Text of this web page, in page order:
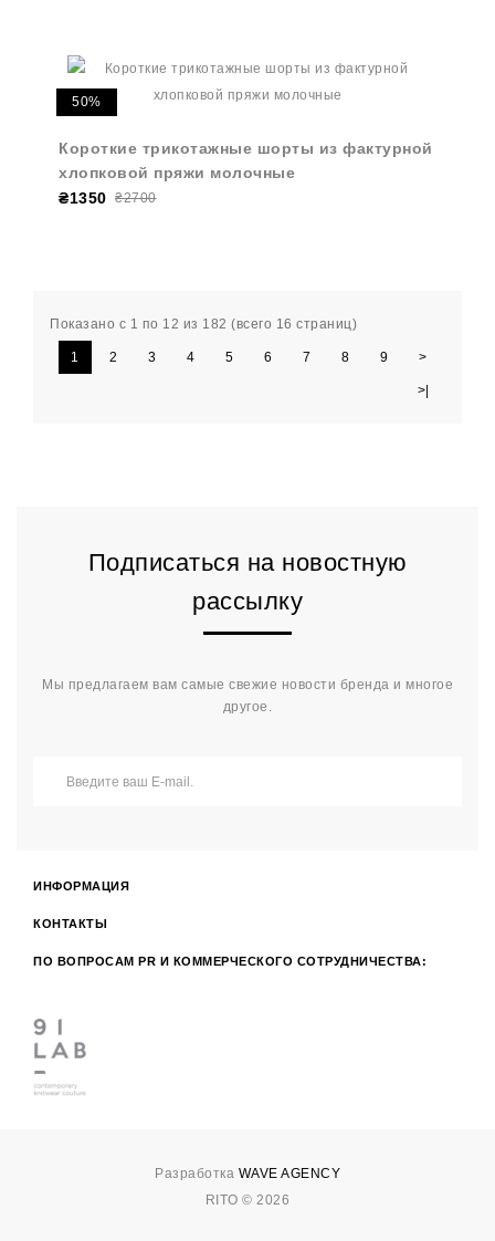
50%
Короткие трикотажные шорты из фактурной
хлопковой пряжи молочные
₴1350 ₴2700
Показано с 1 по 12 из 182 (всего 16 страниц)
1 2 3 4 5 6 7 8 9 >
>|
Подписаться на новостную
рассылку
Мы предлагаем вам самые свежие новости бренда и многое
другое.
ИНФОРМАЦИЯ
КОНТАКТЫ
ПО ВОПРОСАМ PR И КОММЕРЧЕСКОГО СОТРУДНИЧЕСТВА:
Разработка WAVE AGENCY
RITO © 2026